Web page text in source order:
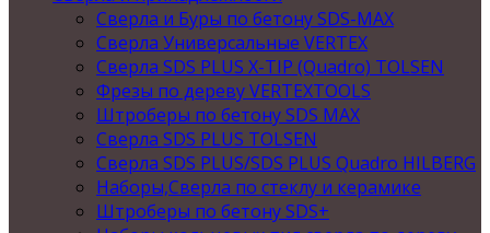
Сверла и Буры по бетону SDS-MAX
Сверла Универсальные VERTEX
Сверла SDS PLUS X-TIP (Quadro) TOLSEN
Фрезы по дереву VERTEXTOOLS
Штроберы по бетону SDS MAX
Сверла SDS PLUS TOLSEN
Сверла SDS PLUS/SDS PLUS Quadro HILBERG
Наборы,Сверла по стеклу и керамике
Штроберы по бетону SDS+